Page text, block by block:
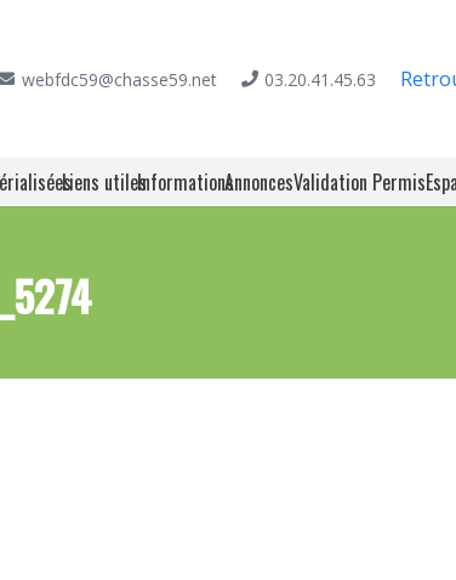
webfdc59@chasse59.net 03.20.41.45.63
Liens utilesInformationsAnnoncesValidation Permis